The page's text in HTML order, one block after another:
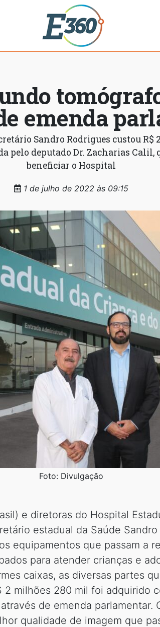
emenda
Sandro Rodrigues custou
pelo deputado Dr. Zacharias Calil,
beneficiar o Hospital
1 de julho de 2022 às 09:15
Foto: Divulgação
e diretoras do Hospital
estadual da Saúde
equipamentos que passam a
para atender crianças e
caixas, as diversas partes
milhões 280 mil foi adquirido
de emenda parlamentar.
qualidade de imagem que